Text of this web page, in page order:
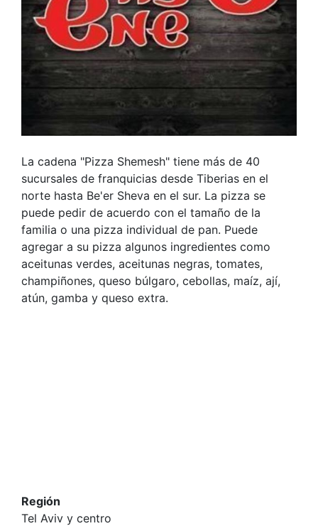
La cadena "Pizza Shemesh" tiene más de 40
sucursales de franquicias desde Tiberias en el
norte hasta Be'er Sheva en el sur. La pizza se
puede pedir de acuerdo con el tamaño de la
familia o una pizza individual de pan. Puede
agregar a su pizza algunos ingredientes como
aceitunas verdes, aceitunas negras, tomates,
champiñones, queso búlgaro, cebollas, maíz, ají,
atún, gamba y queso extra.
Región
Tel Aviv y centro